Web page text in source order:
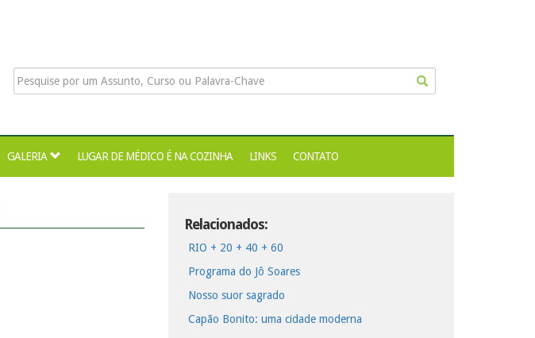
GALERIA LUGAR DE MÉDICO É NA COZINHA LINKS CONTATO
Relacionados:
RIO + 20 + 40 + 60
Programa do Jô Soares
Nosso suor sagrado
Capão Bonito: uma cidade moderna